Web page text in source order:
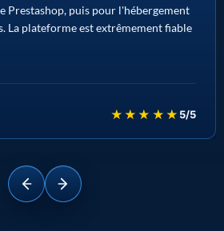
Prestashop, puis pour l'hébergement
La plateforme est extrêmement fiable
★★★★★ 5/5